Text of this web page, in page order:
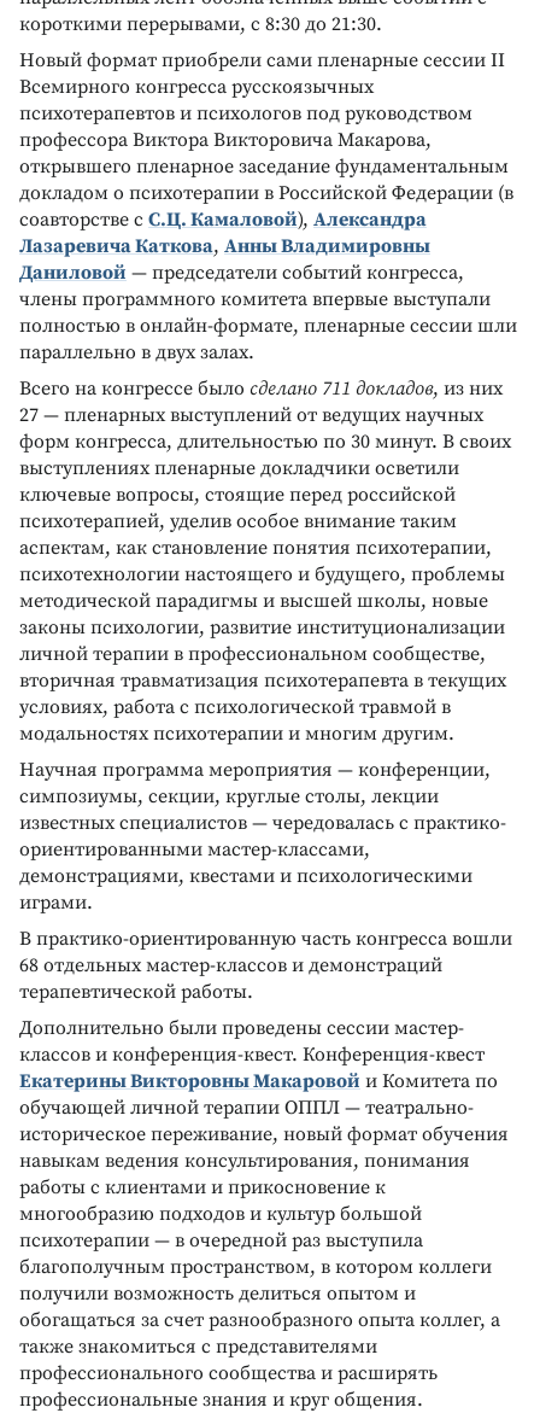
короткими перерывами, с 8:30 до 21:30.
Новый формат приобрели сами пленарные сессии II
Всемирного конгресса русскоязычных
психотерапевтов и психологов под руководством
профессора Виктора Викторовича Макарова,
открывшего пленарное заседание фундаментальным
докладом о психотерапии в Российской Федерации (в
соавторстве с С.Ц. Камаловой), Александра
Лазаревича Каткова, Анны Владимировны
Даниловой — председатели событий конгресса,
члены программного комитета впервые выступали
полностью в онлайн-формате, пленарные сессии шли
параллельно в двух залах.
Всего на конгрессе было сделано 711 докладов, из них
27 — пленарных выступлений от ведущих научных
форм конгресса, длительностью по 30 минут. В своих
выступлениях пленарные докладчики осветили
ключевые вопросы, стоящие перед российской
психотерапией, уделив особое внимание таким
аспектам, как становление понятия психотерапии,
психотехнологии настоящего и будущего, проблемы
методической парадигмы и высшей школы, новые
законы психологии, развитие институционализации
личной терапии в профессиональном сообществе,
вторичная травматизация психотерапевта в текущих
условиях, работа с психологической травмой в
модальностях психотерапии и многим другим.
Научная программа мероприятия — конференции,
симпозиумы, секции, круглые столы, лекции
известных специалистов — чередовалась с практико-
ориентированными мастер-классами,
демонстрациями, квестами и психологическими
играми.
В практико-ориентированную часть конгресса вошли
68 отдельных мастер-классов и демонстраций
терапевтической работы.
Дополнительно были проведены сессии мастер-
классов и конференция-квест. Конференция-квест
Екатерины Викторовны Макаровой и Комитета по
обучающей личной терапии ОППЛ — театрально-
историческое переживание, новый формат обучения
навыкам ведения консультирования, понимания
работы с клиентами и прикосновение к
многообразию подходов и культур большой
психотерапии — в очередной раз выступила
благополучным пространством, в котором коллеги
получили возможность делиться опытом и
обогащаться за счет разнообразного опыта коллег, а
также знакомиться с представителями
профессионального сообщества и расширять
профессиональные знания и круг общения.